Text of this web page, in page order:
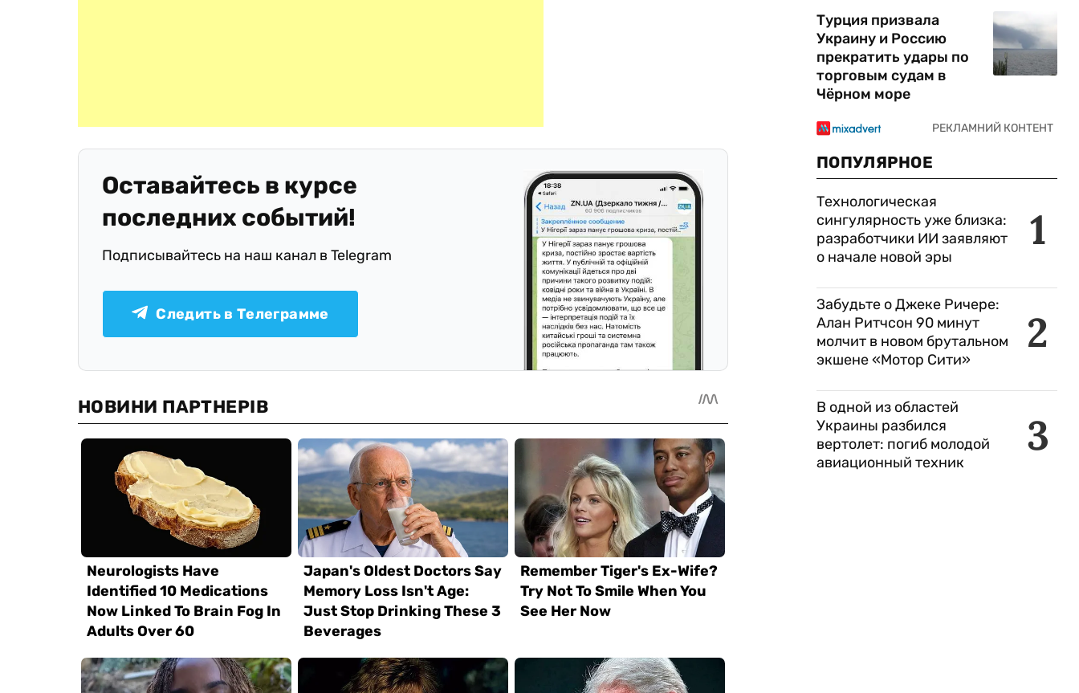
Оставайтесь в курсе
последних событий!
Подписывайтесь на наш канал в Telegram
Следить в Телеграмме
Турция призвала
Украину и Россию
прекратить удары по
торговым судам в
Чёрном море
ПОПУЛЯРНОЕ
1
Технологическая
сингулярность уже близка:
разработчики ИИ заявляют
о начале новой эры
2
Забудьте о Джеке Ричере:
Алан Ритчсон 90 минут
молчит в новом брутальном
экшене «Мотор Сити»
3
В одной из областей
Украины разбился
вертолет: погиб молодой
авиационный техник